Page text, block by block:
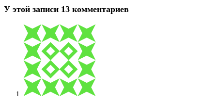
У этой записи 13 комментариев